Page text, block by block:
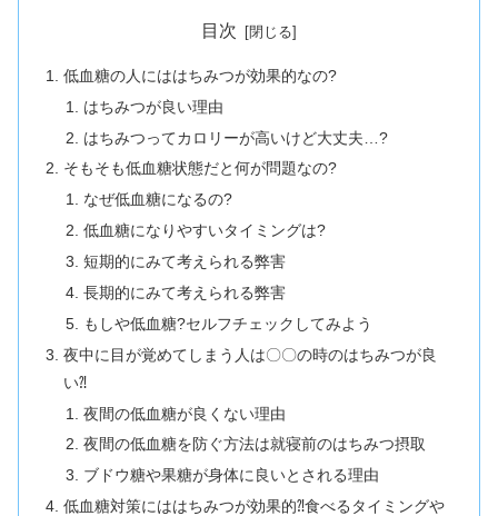
目次
低血糖の人にははちみつが効果的なの?
はちみつが良い理由
はちみつってカロリーが高いけど大丈夫…?
そもそも低血糖状態だと何が問題なの?
なぜ低血糖になるの?
低血糖になりやすいタイミングは?
短期的にみて考えられる弊害
長期的にみて考えられる弊害
もしや低血糖?セルフチェックしてみよう
夜中に目が覚めてしまう人は〇〇の時のはちみつが良
い⁈
夜間の低血糖が良くない理由
夜間の低血糖を防ぐ方法は就寝前のはちみつ摂取
ブドウ糖や果糖が身体に良いとされる理由
低血糖対策にははちみつが効果的⁈食べるタイミングや